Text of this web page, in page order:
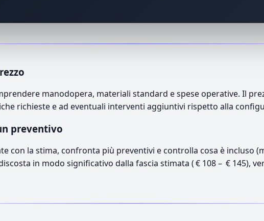
manodopera, materiali standard e spese operative. Il
richieste e ad eventuali interventi aggiuntivi rispetto alla
preventivo
con la stima, confronta più preventivi e controlla cosa è incluso
in modo significativo dalla fascia stimata ( € 108 – € 145),